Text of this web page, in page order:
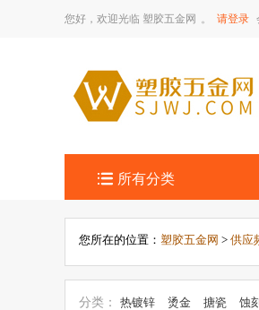
您好，欢迎光临 塑胶五金网 。 请登录
 所有分类
您所在的位置： 塑胶五金网 > 供应
分类： 热镀锌 烫金 搪瓷 蚀刻